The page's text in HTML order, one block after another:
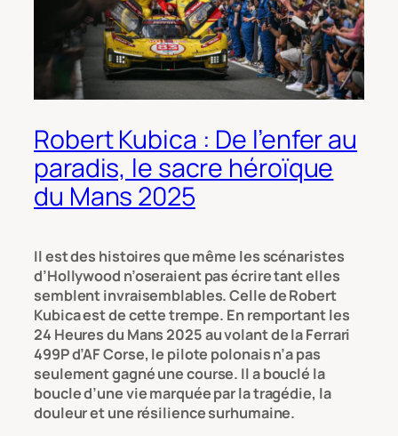
Robert Kubica : De l’enfer au
paradis, le sacre héroïque
du Mans 2025
Il est des histoires que même les scénaristes
d’Hollywood n’oseraient pas écrire tant elles
semblent invraisemblables. Celle de Robert
Kubica est de cette trempe. En remportant les
24 Heures du Mans 2025 au volant de la Ferrari
499P d’AF Corse, le pilote polonais n’a pas
seulement gagné une course. Il a bouclé la
boucle d’une vie marquée par la tragédie, la
douleur et une résilience surhumaine.